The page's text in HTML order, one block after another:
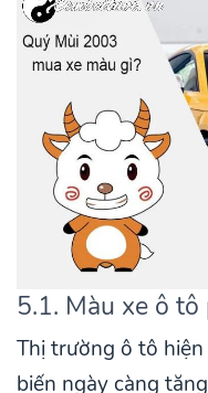
5.1. Màu xe ô
Thị trường ô tô
biến ngày càng